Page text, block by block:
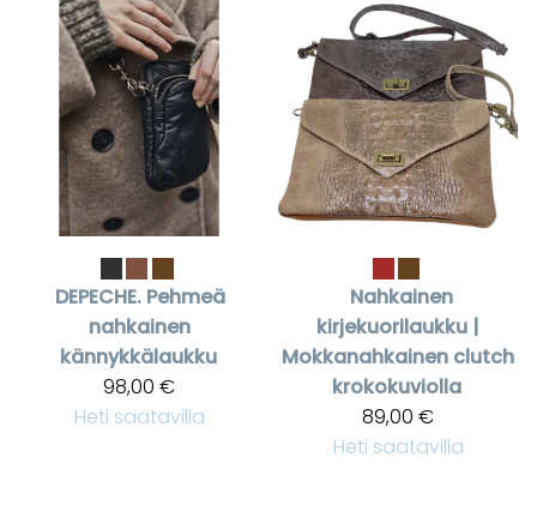
DEPECHE. Pehmeä
nahkainen
kännykkälaukku
98,00 €
Heti saatavilla
Nahkainen
kirjekuorilaukku |
Mokkanahkainen clutch
krokokuviolla
89,00 €
Heti saatavilla